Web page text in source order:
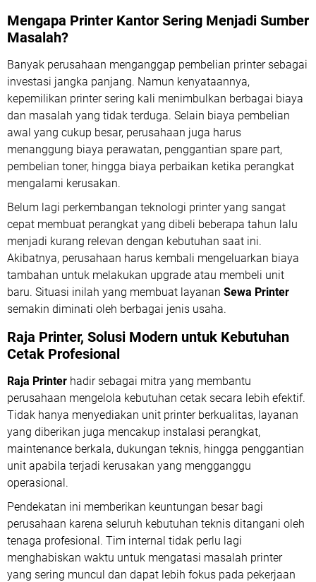
Mengapa Printer Kantor Sering Menjadi Sumber
Masalah?
Banyak perusahaan menganggap pembelian printer sebagai
investasi jangka panjang. Namun kenyataannya,
kepemilikan printer sering kali menimbulkan berbagai biaya
dan masalah yang tidak terduga. Selain biaya pembelian
awal yang cukup besar, perusahaan juga harus
menanggung biaya perawatan, penggantian spare part,
pembelian toner, hingga biaya perbaikan ketika perangkat
mengalami kerusakan.
Belum lagi perkembangan teknologi printer yang sangat
cepat membuat perangkat yang dibeli beberapa tahun lalu
menjadi kurang relevan dengan kebutuhan saat ini.
Akibatnya, perusahaan harus kembali mengeluarkan biaya
tambahan untuk melakukan upgrade atau membeli unit
baru. Situasi inilah yang membuat layanan Sewa Printer
semakin diminati oleh berbagai jenis usaha.
Raja Printer, Solusi Modern untuk Kebutuhan
Cetak Profesional
Raja Printer hadir sebagai mitra yang membantu
perusahaan mengelola kebutuhan cetak secara lebih efektif.
Tidak hanya menyediakan unit printer berkualitas, layanan
yang diberikan juga mencakup instalasi perangkat,
maintenance berkala, dukungan teknis, hingga penggantian
unit apabila terjadi kerusakan yang mengganggu
operasional.
Pendekatan ini memberikan keuntungan besar bagi
perusahaan karena seluruh kebutuhan teknis ditangani oleh
tenaga profesional. Tim internal tidak perlu lagi
menghabiskan waktu untuk mengatasi masalah printer
yang sering muncul dan dapat lebih fokus pada pekerjaan